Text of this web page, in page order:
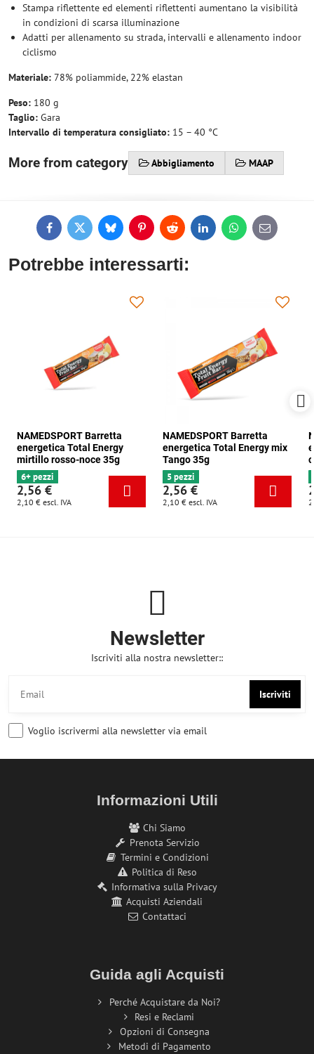
Stampa riflettente ed elementi riflettenti aumentano la visibilità
in condizioni di scarsa illuminazione
Adatti per allenamento su strada, intervalli e allenamento indoor
ciclismo
Materiale: 78% poliammide, 22% elastan
Peso: 180 g
Taglio: Gara
Intervallo di temperatura consigliato: 15 – 40 °C
More from category Abbigliamento MAAP
FacebookTwitterBlueskyPinterestReddit LinkedInWhatsApp
E-
mail
Potrebbe interessarti:
NAMEDSPORT Barretta
energetica Total Energy
mirtillo rosso-noce 35g
6+ pezzi
2,56 €
2,10 € escl. IVA
NAMEDSPORT Barretta
energetica Total Energy mix
Tango 35g
5 pezzi
2,56 €
2,10 € escl. IVA
Newsletter
Iscriviti alla nostra newsletter::
Iscriviti
Voglio iscrivermi alla newsletter via email
Informazioni Utili
Chi Siamo
Prenota Servizio
Termini e Condizioni
Politica di Reso
Informativa sulla Privacy
Acquisti Aziendali
Contattaci
Guida agli Acquisti
Perché Acquistare da Noi?
Resi e Reclami
Opzioni di Consegna
Metodi di Pagamento